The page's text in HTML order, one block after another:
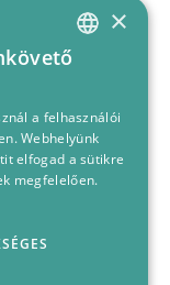
HUNGARIAN
×
a felhasználói
Webhelyünk
elfogad a sütikre
megfelelően.